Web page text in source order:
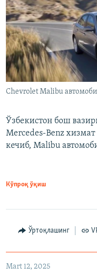
Chevrolet Malibu
Ўзбекистон бош
Mercedes-Benz
кечиб, Malibu
Кўпроқ ўқиш
Ўртоқлашинг
Mart 12, 2025